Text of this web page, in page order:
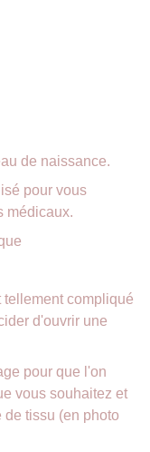
de naissance.
pour vous
médicaux.
tellement compliqué
d'ouvrir une
pour que l'on
vous souhaitez et
tissu (en photo